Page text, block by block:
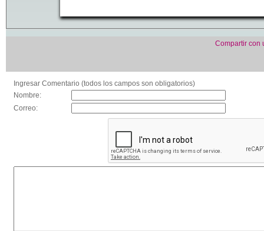
Compartir con
Ingresar Comentario (todos los campos son obligatorios)
Nombre:
Correo: